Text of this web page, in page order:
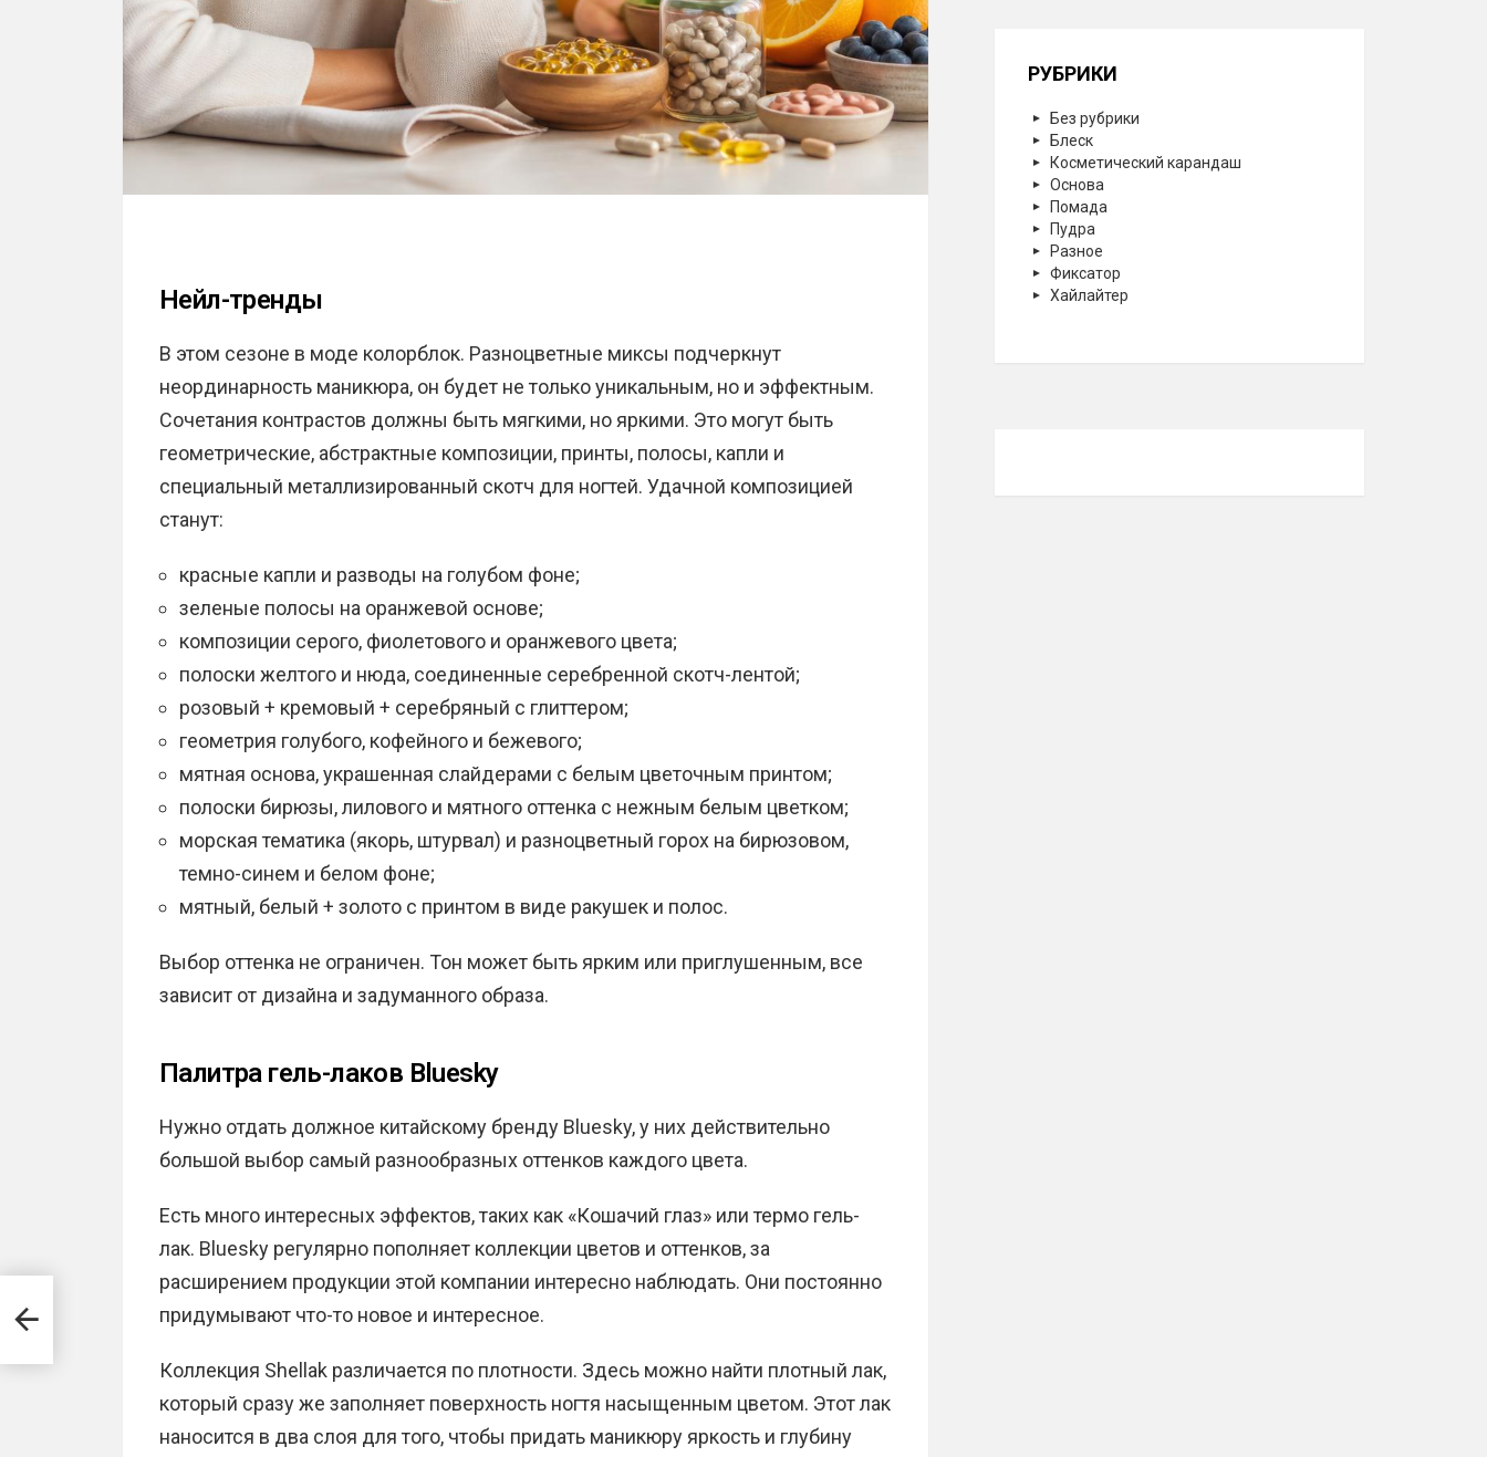
Нейл-тренды
В этом сезоне в моде колорблок. Разноцветные миксы подчеркнут
неординарность маникюра, он будет не только уникальным, но и эффектным.
Сочетания контрастов должны быть мягкими, но яркими. Это могут быть
геометрические, абстрактные композиции, принты, полосы, капли и
специальный металлизированный скотч для ногтей. Удачной композицией
станут:
красные капли и разводы на голубом фоне;
зеленые полосы на оранжевой основе;
композиции серого, фиолетового и оранжевого цвета;
полоски желтого и нюда, соединенные серебренной скотч-лентой;
розовый + кремовый + серебряный с глиттером;
геометрия голубого, кофейного и бежевого;
мятная основа, украшенная слайдерами с белым цветочным принтом;
полоски бирюзы, лилового и мятного оттенка с нежным белым цветком;
морская тематика (якорь, штурвал) и разноцветный горох на бирюзовом,
темно-синем и белом фоне;
мятный, белый + золото с принтом в виде ракушек и полос.
Выбор оттенка не ограничен. Тон может быть ярким или приглушенным, все
зависит от дизайна и задуманного образа.
Палитра гель-лаков Bluesky
Нужно отдать должное китайскому бренду Bluesky, у них действительно
большой выбор самый разнообразных оттенков каждого цвета.
Есть много интересных эффектов, таких как «Кошачий глаз» или термо гель-
лак. Bluesky регулярно пополняет коллекции цветов и оттенков, за
расширением продукции этой компании интересно наблюдать. Они постоянно
придумывают что-то новое и интересное.
Коллекция Shellak различается по плотности. Здесь можно найти плотный лак,
который сразу же заполняет поверхность ногтя насыщенным цветом. Этот лак
наносится в два слоя для того, чтобы придать маникюру яркость и глубину
РУБРИКИ
Без рубрики
Блеск
Косметический карандаш
Основа
Помада
Пудра
Разное
Фиксатор
Хайлайтер